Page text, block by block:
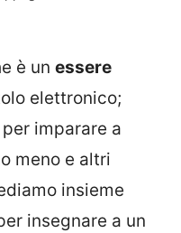
è un essere
elettronico;
imparare a
meno e altri
insieme
insegnare a un